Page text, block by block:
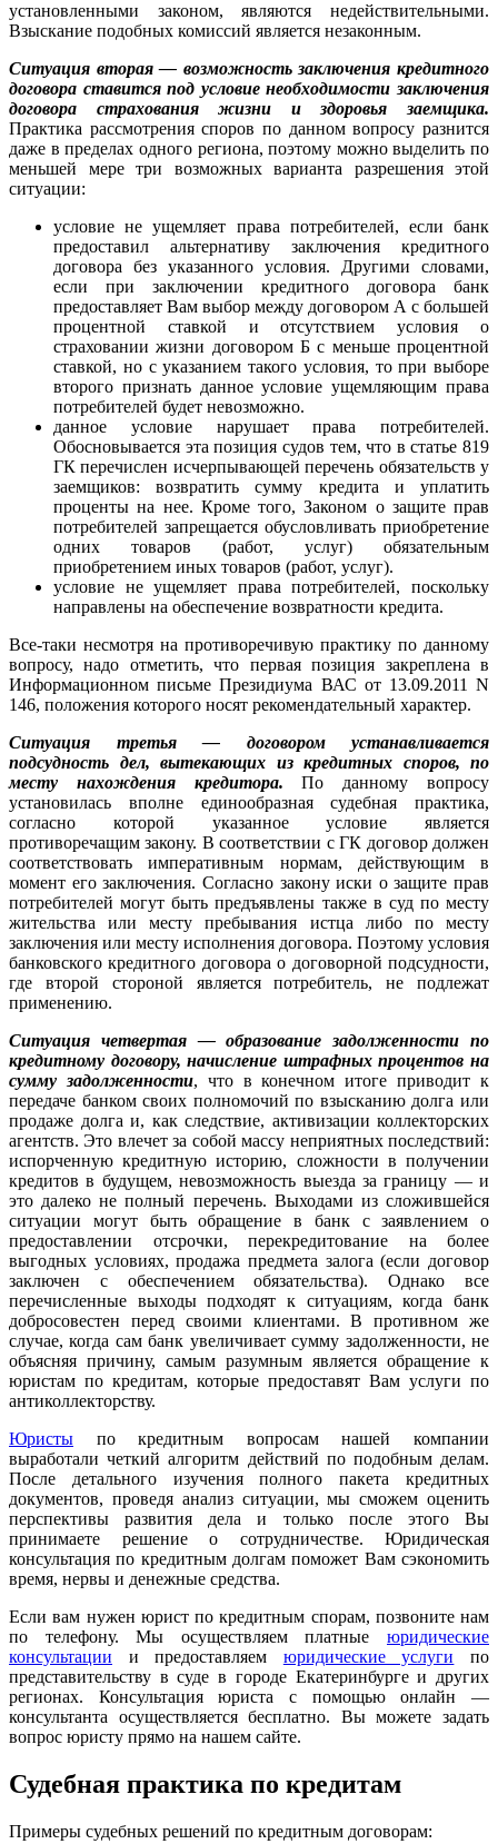
установленными законом, являются недействительными.
Взыскание подобных комиссий является незаконным.
Ситуация вторая — возможность заключения кредитного
договора ставится под условие необходимости заключения
договора страхования жизни и здоровья заемщика.
Практика рассмотрения споров по данном вопросу разнится
даже в пределах одного региона, поэтому можно выделить по
меньшей мере три возможных варианта разрешения этой
ситуации:
условие не ущемляет права потребителей, если банк
предоставил альтернативу заключения кредитного
договора без указанного условия. Другими словами,
если при заключении кредитного договора банк
предоставляет Вам выбор между договором А с большей
процентной ставкой и отсутствием условия о
страховании жизни договором Б с меньше процентной
ставкой, но с указанием такого условия, то при выборе
второго признать данное условие ущемляющим права
потребителей будет невозможно.
данное условие нарушает права потребителей.
Обосновывается эта позиция судов тем, что в статье 819
ГК перечислен исчерпывающей перечень обязательств у
заемщиков: возвратить сумму кредита и уплатить
проценты на нее. Кроме того, Законом о защите прав
потребителей запрещается обусловливать приобретение
одних товаров (работ, услуг) обязательным
приобретением иных товаров (работ, услуг).
условие не ущемляет права потребителей, поскольку
направлены на обеспечение возвратности кредита.
Все-таки несмотря на противоречивую практику по данному
вопросу, надо отметить, что первая позиция закреплена в
Информационном письме Президиума ВАС от 13.09.2011 N
146, положения которого носят рекомендательный характер.
Ситуация третья — договором устанавливается
подсудность дел, вытекающих из кредитных споров, по
месту нахождения кредитора.По данному вопросу
установилась вполне единообразная судебная практика,
согласно которой указанное условие является
противоречащим закону. В соответствии с ГК договор должен
соответствовать императивным нормам, действующим в
момент его заключения. Согласно закону иски о защите прав
потребителей могут быть предъявлены также в суд по месту
жительства или месту пребывания истца либо по месту
заключения или месту исполнения договора. Поэтому условия
банковского кредитного договора о договорной подсудности,
где второй стороной является потребитель, не подлежат
применению.
Ситуация четвертая — образование задолженности по
кредитному договору, начисление штрафных процентов на
сумму задолженности, что в конечном итоге приводит к
передаче банком своих полномочий по взысканию долга или
продаже долга и, как следствие, активизации коллекторских
агентств. Это влечет за собой массу неприятных последствий:
испорченную кредитную историю, сложности в получении
кредитов в будущем, невозможность выезда за границу — и
это далеко не полный перечень. Выходами из сложившейся
ситуации могут быть обращение в банк с заявлением о
предоставлении отсрочки, перекредитование на более
выгодных условиях, продажа предмета залога (если договор
заключен с обеспечением обязательства). Однако все
перечисленные выходы подходят к ситуациям, когда банк
добросовестен перед своими клиентами. В противном же
случае, когда сам банк увеличивает сумму задолженности, не
объясняя причину, самым разумным является обращение к
юристам по кредитам, которые предоставят Вам услуги по
антиколлекторству.
Юристы по кредитным вопросам нашей компании
выработали четкий алгоритм действий по подобным делам.
После детального изучения полного пакета кредитных
документов, проведя анализ ситуации, мы сможем оценить
перспективы развития дела и только после этого Вы
принимаете решение о сотрудничестве. Юридическая
консультация по кредитным долгам поможет Вам сэкономить
время, нервы и денежные средства.
Если вам нужен юрист по кредитным спорам, позвоните нам
по телефону. Мы осуществляем платные юридические
консультации и предоставляем юридические услуги по
представительству в суде в городе Екатеринбурге и других
регионах. Консультация юриста с помощью онлайн —
консультанта осуществляется бесплатно. Вы можете задать
вопрос юристу прямо на нашем сайте.
Судебная практика по кредитам
Примеры судебных решений по кредитным договорам: